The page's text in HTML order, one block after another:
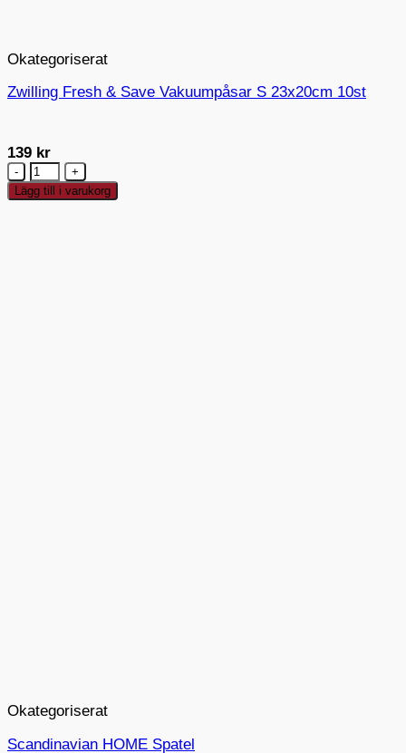
Okategoriserat
Zwilling Fresh & Save Vakuumpåsar S 23x20cm 10st
139 kr
Zwilling
Fresh
&
Lägg till i varukorg
Okategoriserat
Scandinavian HOME Spatel